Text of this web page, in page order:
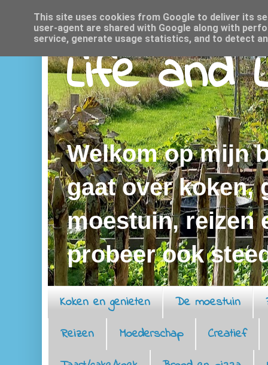
Life and
Welkom op mijn
gaat over koken,
moestuin, reizen
probeer ook
Koken en genieten De moestuin
Reizen
Moederschap
Creatief
This site uses cookies from Google to deliver its
user-agent are shared with Google along with
service, generate usage statistics, and to detect